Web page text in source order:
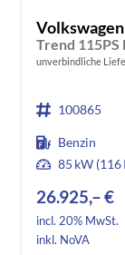
unverbindliche
100865
Benzin
85 kW (116
26.925,– €
incl. 20% MwSt.
inkl. NoVA